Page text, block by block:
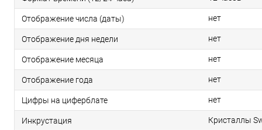
Отображение числа (даты) нет
Отображение дня недели нет
Отображение месяца нет
Отображение года нет
Цифры на циферблате нет
Инкрустация Кристаллы